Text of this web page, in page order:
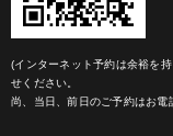
(インターネット予約は余裕を
せください。
尚、当日、前日のご予約はお電